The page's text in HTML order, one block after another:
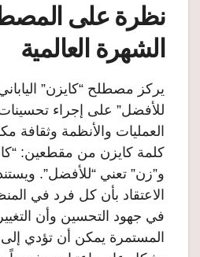
نظرة على
الشهرة العالمية
يركز مصطلح “كايزن” الياباني
للأفضل” على إجراء
العمليات والأنظمة وثقافة
كلمة كايزن من مقطعين:
و”زن” تعني “للأفضل”.
الاعتقاد بأن كل فرد في
في جهود التحسين وأن
المستمرة يمكن أن تؤدي